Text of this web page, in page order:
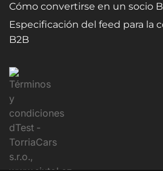
Cómo convertirse en un socio
Especificación del feed para la
B2B